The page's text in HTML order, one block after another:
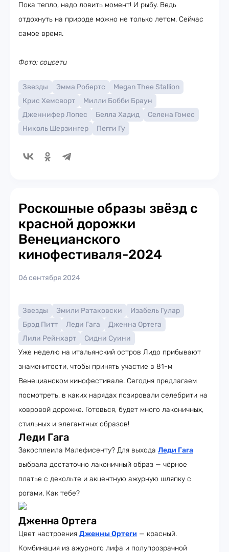
Пока тепло, надо ловить момент! И рыбу. Ведь
отдохнуть на природе можно не только летом. Сейчас
самое время.
Фото: соцсети
Звезды Эмма Робертс
Megan Thee Stallion
Крис Хемсворт
Милли Бобби Браун
Дженнифер Лопес
Белла Хадид
Селена Гомес
Николь Шерзингер
Пегги Гу
Роскошные образы звёзд с
красной дорожки
Венецианского
кинофестиваля-2024
06 сентября 2024
Звезды Эмили Ратаковски
Изабель Гулар
Брэд Питт
Леди Гага
Дженна Ортега
Лили Рейнхарт
Сидни Суини
Уже неделю на итальянский остров Лидо прибывают
знаменитости, чтобы принять участие в 81-м
Венецианском кинофестивале. Сегодня предлагаем
посмотреть, в каких нарядах позировали селебрити на
ковровой дорожке. Готовься, будет много лаконичных,
стильных и элегантных образов!
Леди Гага
Закосплеила Малефисенту? Для выхода Леди Гага
выбрала достаточно лаконичный образ — чёрное
платье с декольте и акцентную ажурную шляпку с
рогами. Как тебе?
Дженна Ортега
Цвет настроения Дженны Ортеги — красный.
Комбинация из ажурного лифа и полупрозрачной